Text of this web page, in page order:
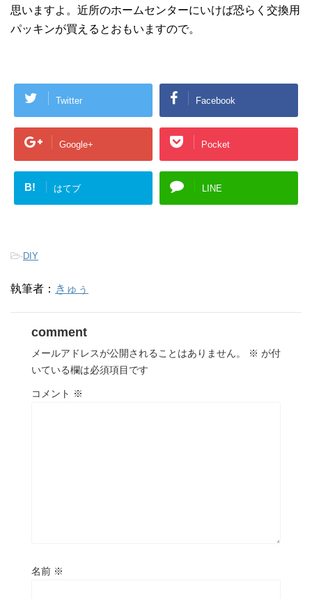
思いますよ。近所のホームセンターにいけば恐らく交換用
パッキンが買えるとおもいますので。
Twitter Facebook
Google+ Pocket
B! はてブ LINE
-DIY
執筆者： きゅぅ
comment
メールアドレスが公開されることはありません。 ※ が付
いている欄は必須項目です
コメント ※
名前 ※